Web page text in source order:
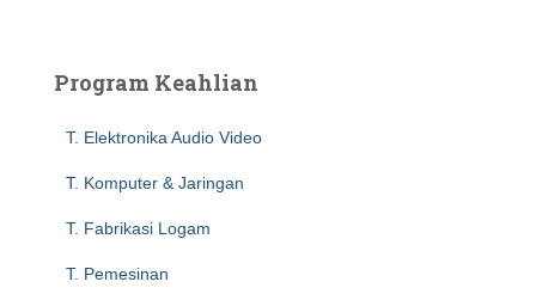
h
Program Keahlian
T. Elektronika Audio Video
T. Komputer & Jaringan
T. Fabrikasi Logam
T. Pemesinan